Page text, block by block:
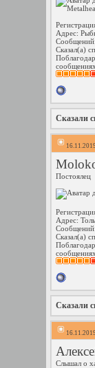
Адрес:
Сказал(а)
сообщениях
Сказали
Постоялец
Адрес:
Сказал(а)
сообщениях
Сказали
Слышал о